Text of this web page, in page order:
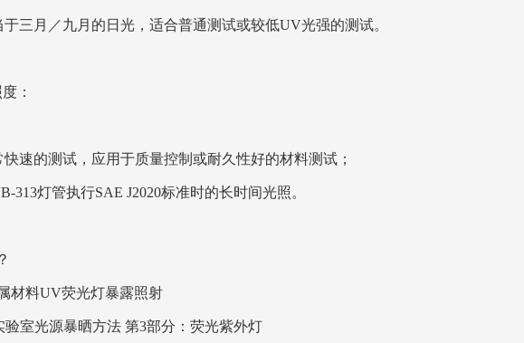
三月／九月的日光，适合普通测试或较低UV光强的测试。
：
速的测试，应用于质量控制或耐久性好的材料测试；
313灯管执行SAE J2020标准时的长时间光照。
材料UV荧光灯暴露照射
验室光源暴晒方法 第3部分：荧光紫外灯